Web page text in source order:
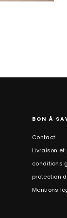
BON À
Contact
Livraison et
conditions
protection
Mentions